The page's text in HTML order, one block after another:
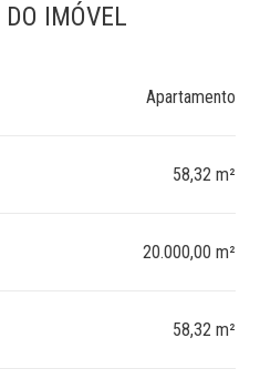
DO IMÓVEL
Apartamento
58,32 m²
20.000,00 m²
58,32 m²